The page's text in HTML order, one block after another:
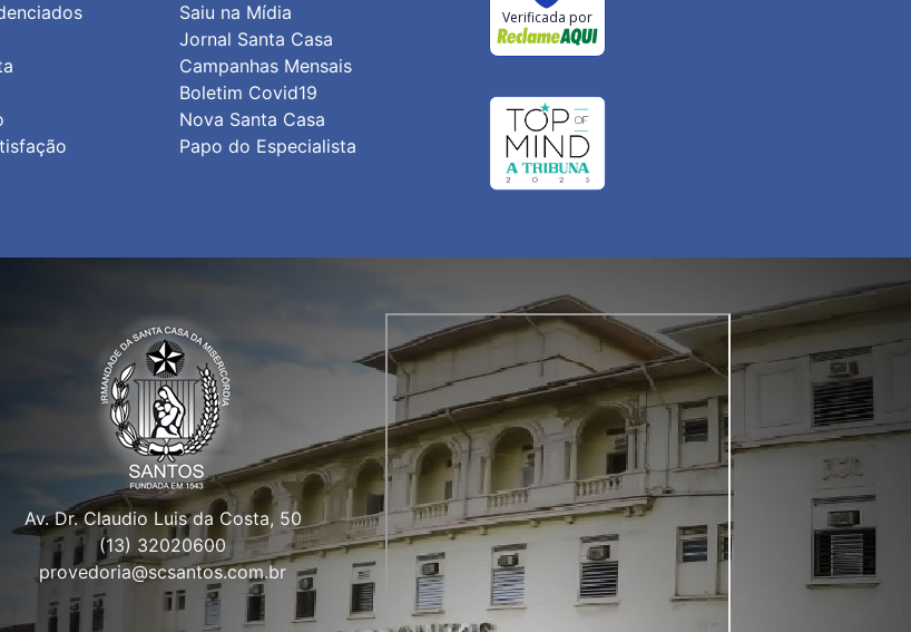
Saiu na Mídia
Jornal Santa Casa
Campanhas Mensais
Boletim Covid19
Nova Santa Casa
Papo do Especialista
Verificada por
Av. Dr. Claudio Luis da Costa, 50
(13) 32020600
provedoria@scsantos.com.br